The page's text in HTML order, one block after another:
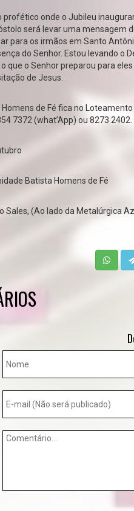
profético onde o Jubileu
será levar uma mensagem
para os irmãos em Santo
do Senhor. Estou levando o
que o Senhor preparou para
de Jesus.
de Fé fica no
7372 (what’App) ou 8273
Batista Homens de Fé
Sales, (Ao lado da Metalúrgica